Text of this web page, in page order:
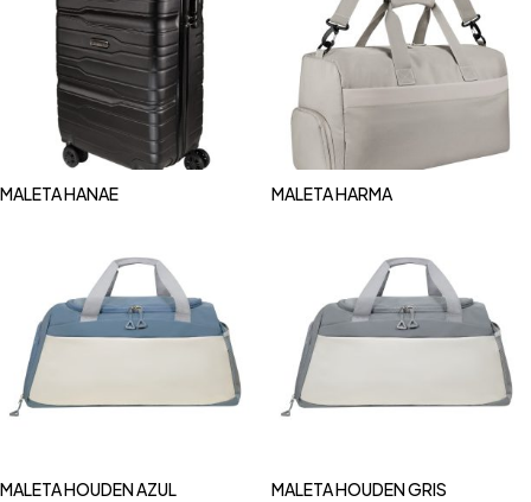
MALETA HANAE MALETA HARMA
MALETA HOUDEN AZUL MALETA HOUDEN GRIS